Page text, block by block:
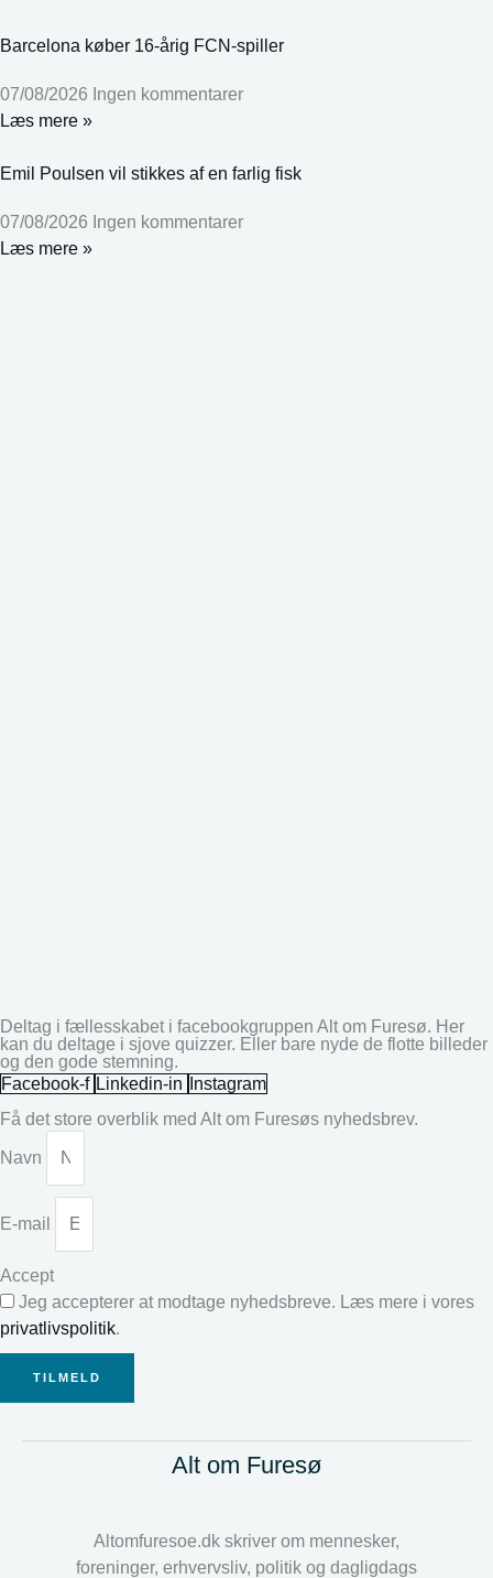
Barcelona køber 16-årig FCN-spiller
07/08/2026 Ingen kommentarer
Læs mere »
Emil Poulsen vil stikkes af en farlig fisk
07/08/2026 Ingen kommentarer
Læs mere »
Deltag i fællesskabet i facebookgruppen Alt om Furesø. Her
kan du deltage i sjove quizzer. Eller bare nyde de flotte billeder
og den gode stemning.
Facebook-f Linkedin-in
Instagram
Få det store overblik med Alt om Furesøs nyhedsbrev.
Navn
E-mail
Accept
Jeg accepterer at modtage nyhedsbreve. Læs mere i vores
privatlivspolitik.
TILMELD
Alt om Furesø
Altomfuresoe.dk skriver om mennesker,
foreninger, erhvervsliv, politik og dagligdags